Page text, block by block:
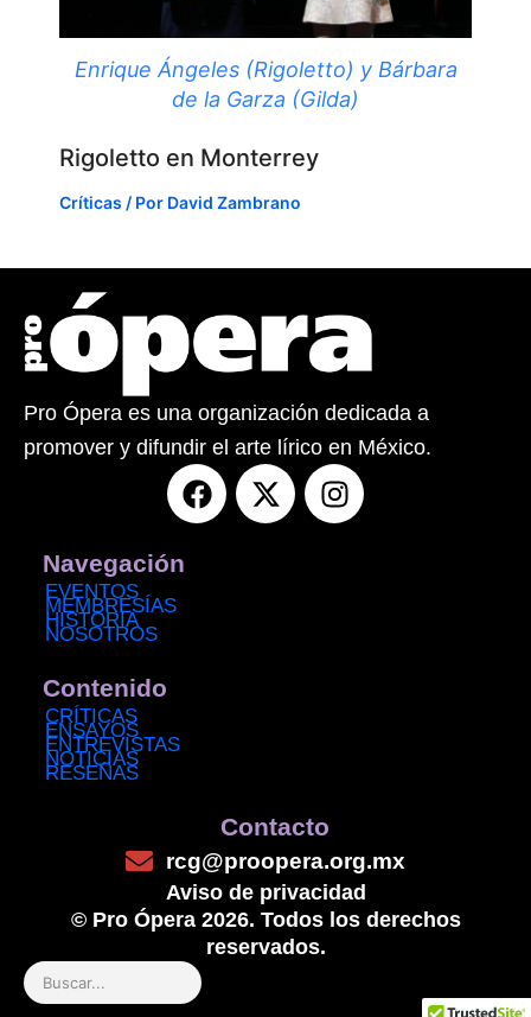
Enrique Ángeles (Rigoletto) y Bárbara
de la Garza (Gilda)
Rigoletto en Monterrey
Críticas / Por David Zambrano
Pro Ópera es una organización dedicada a
promover y difundir el arte lírico en México.
F
a
X
-
I
n
Navegación
EVENTOS
MEMBRESÍAS
HISTORIA
NOSOTROS
Contenido
CRÍTICAS
ENSAYOS
ENTREVISTAS
NOTICIAS
RESEÑAS
Contacto
rcg@proopera.org.mx
Aviso de privacidad
© Pro Ópera 2026. Todos los derechos
reservados.